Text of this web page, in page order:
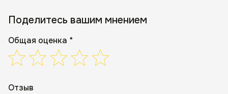
Поделитесь вашим мнением
Общая оценка *
Отзыв